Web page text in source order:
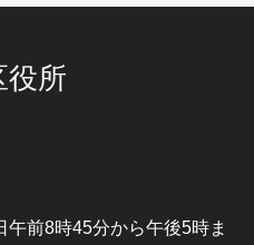
役所
前8時45分から午後5時ま